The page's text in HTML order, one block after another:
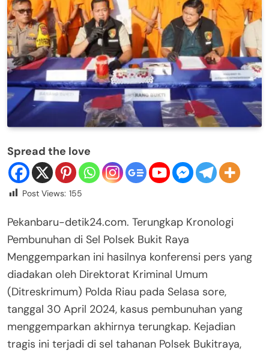
Spread the love
Post Views: 155
Pekanbaru-detik24.com. Terungkap Kronologi
Pembunuhan di Sel Polsek Bukit Raya
Menggemparkan ini hasilnya konferensi pers yang
diadakan oleh Direktorat Kriminal Umum
(Ditreskrimum) Polda Riau pada Selasa sore,
tanggal 30 April 2024, kasus pembunuhan yang
menggemparkan akhirnya terungkap. Kejadian
tragis ini terjadi di sel tahanan Polsek Bukitraya,